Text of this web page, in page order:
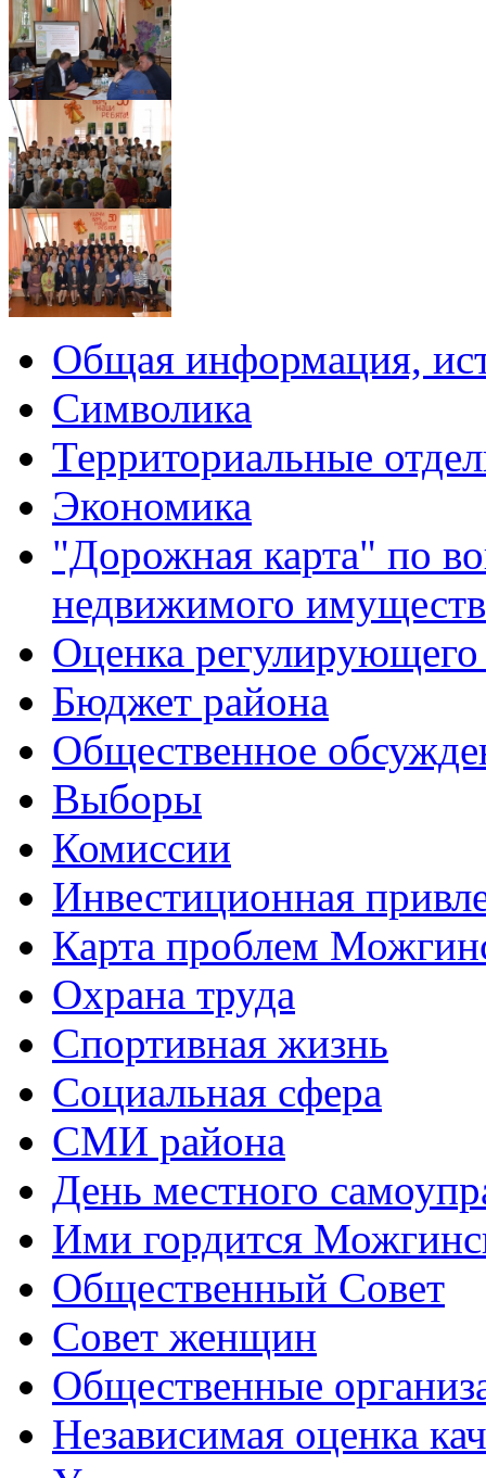
Общая информация,
Символика
Территориальные
Экономика
"Дорожная карта" по
недвижимого
Оценка регулирующего
Бюджет района
Общественное
Выборы
Комиссии
Инвестиционная
Карта проблем
Охрана труда
Спортивная жизнь
Социальная сфера
СМИ района
День местного
Ими гордится
Общественный Совет
Совет женщин
Общественные
Независимая оценка